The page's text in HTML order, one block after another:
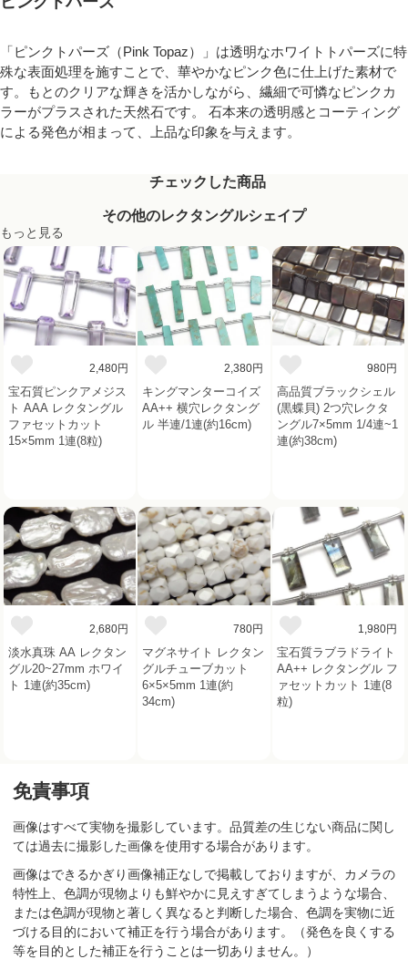
「ピンクトパーズ（Pink Topaz）」は透明なホワイトトパーズに特
殊な表面処理を施すことで、華やかなピンク色に仕上げた素材で
す。もとのクリアな輝きを活かしながら、繊細で可憐なピンクカ
ラーがプラスされた天然石です。 石本来の透明感とコーティング
による発色が相まって、上品な印象を与えます。
チェックした商品
その他のレクタングルシェイプ
もっと見る
2,480円
宝石質ピンクアメジス
ト AAA レクタングル
ファセットカット
15×5mm 1連(8粒)
2,380円
キングマンターコイズ
AA++ 横穴レクタング
ル 半連/1連(約16cm)
980円
高品質ブラックシェル
(黒蝶貝) 2つ穴レクタ
ングル7×5mm 1/4連~1
連(約38cm)
2,680円
淡水真珠 AA レクタン
グル20~27mm ホワイ
ト 1連(約35cm)
780円
マグネサイト レクタン
グルチューブカット
6×5×5mm 1連(約
34cm)
1,980円
宝石質ラブラドライト
AA++ レクタングル フ
ァセットカット 1連(8
粒)
免責事項
画像はすべて実物を撮影しています。品質差の生じない商品に関し
ては過去に撮影した画像を使用する場合があります。
画像はできるかぎり画像補正なしで掲載しておりますが、カメラの
特性上、色調が現物よりも鮮やかに見えすぎてしまうような場合、
または色調が現物と著しく異なると判断した場合、色調を実物に近
づける目的において補正を行う場合があります。（発色を良くする
等を目的とした補正を行うことは一切ありません。）